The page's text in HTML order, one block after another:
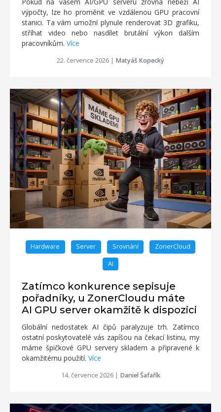
výpočty, lze ho proměnit ve vzdálenou GPU pracovní
stanici. Ta vám umožní plynule renderovat 3D grafiku,
stříhat video nebo nasdílet brutální výkon dalším
pracovníkům. Více
22. července 2026 | Matyáš Kopecký
Hardware Server Srovnání ZonerCloud
AI
Zatímco konkurence sepisuje
pořadníky, u ZonerCloudu máte
AI GPU server okamžitě k dispozici
Globální nedostatek AI čipů paralyzuje trh. Zatímco
ostatní poskytovatelé vás zapíšou na čekací listinu, my
máme špičkové GPU servery skladem a připravené k
okamžitému použití. Více
14. července 2026| Daniel Šafařík